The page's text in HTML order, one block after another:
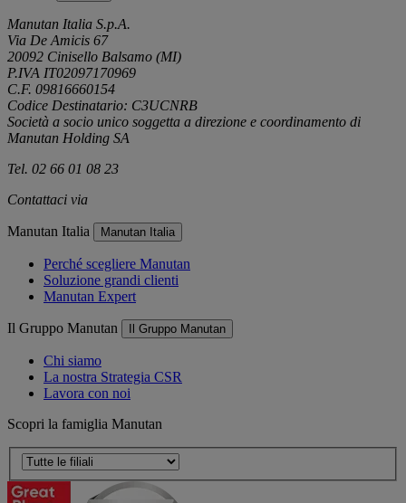
Manutan Italia S.p.A.
Via De Amicis 67
20092 Cinisello Balsamo (MI)
P.IVA IT02097170969
C.F. 09816660154
Codice Destinatario: C3UCNRB
Società a socio unico soggetta a direzione e coordinamento di
Manutan Holding SA
Tel. 02 66 01 08 23
Contattaci via
Manutan Italia Manutan Italia
Perché scegliere Manutan
Soluzione grandi clienti
Manutan Expert
Il Gruppo Manutan Il Gruppo Manutan
Chi siamo
La nostra Strategia CSR
Lavora con noi
Scopri la famiglia Manutan